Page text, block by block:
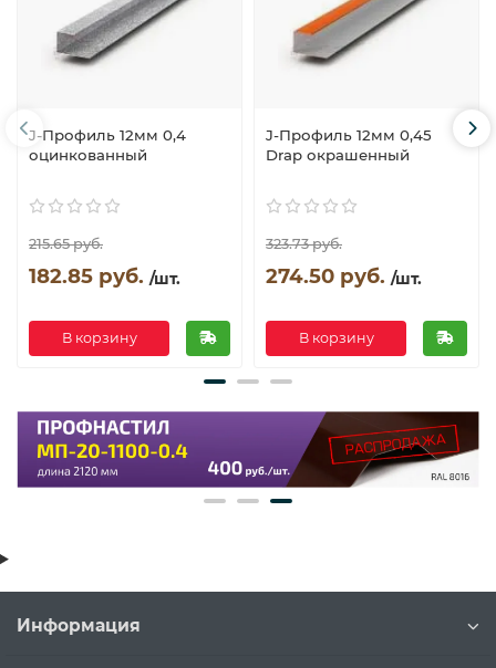
J-Профиль 12мм 0,4
оцинкованный
215.65 руб.
182.85 руб. /шт.
В корзину
J-Профиль 12мм 0,45
Drap окрашенный
323.73 руб.
274.50 руб. /шт.
В корзину
Информация